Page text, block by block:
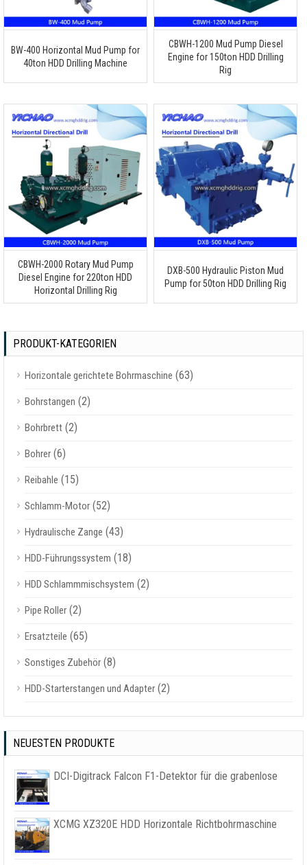
BW-400 Horizontal Mud Pump for
40ton HDD Drilling Machine
CBWH-1200 Mud Pump Diesel
Engine for 150ton HDD Drilling
Rig
CBWH-2000 Rotary Mud Pump
Diesel Engine for 220ton HDD
Horizontal Drilling Rig
DXB-500 Hydraulic Piston Mud
Pump for 50ton HDD Drilling Rig
PRODUKT-KATEGORIEN
Horizontale gerichtete Bohrmaschine (63)
Bohrstangen (2)
Bohrbrett (2)
Bohrer (6)
Reibahle (15)
Schlamm-Motor (52)
Hydraulische Zange (43)
HDD-Führungssystem (18)
HDD Schlammmischsystem (2)
Pipe Roller (2)
Ersatzteile (65)
Sonstiges Zubehör (8)
HDD-Starterstangen und Adapter (2)
NEUESTEN PRODUKTE
DCI-Digitrack Falcon F1-Detektor für die grabenlose
XCMG XZ320E HDD Horizontale Richtbohrmaschine